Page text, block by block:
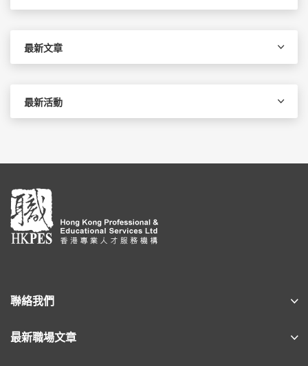
關
最新文章
最新活動
聯絡我們
最新職場文章